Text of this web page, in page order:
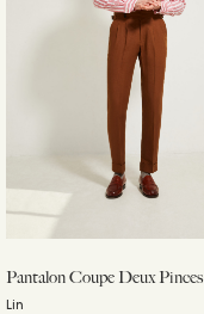
Pantalon Coupe Deux Pinces
Lin